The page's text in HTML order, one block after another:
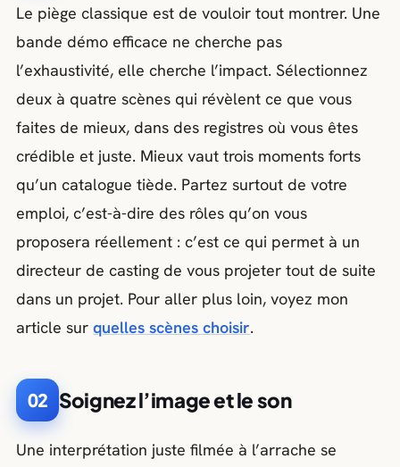
Le piège classique est de vouloir tout montrer. Une
bande démo efficace ne cherche pas
l’exhaustivité, elle cherche l’impact. Sélectionnez
deux à quatre scènes qui révèlent ce que vous
faites de mieux, dans des registres où vous êtes
crédible et juste. Mieux vaut trois moments forts
qu’un catalogue tiède. Partez surtout de votre
emploi, c’est-à-dire des rôles qu’on vous
proposera réellement : c’est ce qui permet à un
directeur de casting de vous projeter tout de suite
dans un projet. Pour aller plus loin, voyez mon
article surquelles scènes choisir.
02 Soignez l’image et le son
Une interprétation juste filmée à l’arrache se